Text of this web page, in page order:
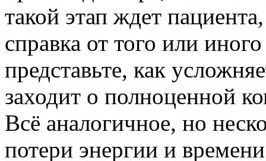
такой этап ждет
справка от того или
представьте, как
заходит о полноценной
Всё аналогичное, но
потери энергии и